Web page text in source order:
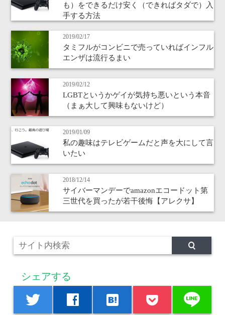
も）をできるだけ安く（できればタダで）入
手する方法
2019/02/17
タミフルがコンビニで売っていればインフル
エンザは流行るまい
2019/02/12
LGBTというかゲイが気持ち悪いという本音
（まぁ大して興味もないけど）
2019/01/09
私の趣味はテレビゲームだと声を大にして言
いたい
2018/12/14
サイバーマンデーでamazonエコードット第
三世代を買ったが若干後悔【アレクサ】
シェアする
twitter facebook hatenabookmark line